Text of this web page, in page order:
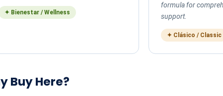
✦ Bienestar / Wellness
formula for
support.
✦ Clásico / Classic
Buy Here?